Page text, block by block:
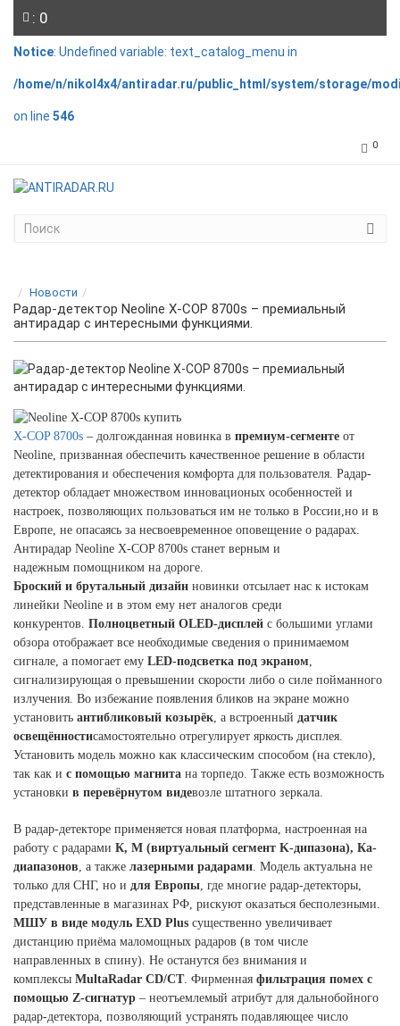
: 0
Notice: Undefined variable: text_catalog_menu in
/home/n/nikol4x4/antiradar.ru/public_html/system/storage/
on line 546
0
Новости
Радар-детектор Neoline X-COP 8700s – премиальный
антирадар с интересными функциями.
X-COP 8700s – долгожданная новинка в премиум-сегменте от
Neoline, призванная обеспечить качественное решение в области
детектирования и обеспечения комфорта для пользователя. Радар-
детектор обладает множеством инновационых особенностей и
настроек, позволяющих пользоваться им не только в России,но и в
Европе, не опасаясь за несвоевременное оповещение о радарах.
Антирадар Neoline X-COP 8700s станет верным и
надежным помощником на дороге.
Броский и брутальный дизайн новинки отсылает нас к истокам
линейки Neoline и в этом ему нет аналогов среди
конкурентов. Полноцветный OLED-дисплей с большими углами
обзора отображает все необходимые сведения о принимаемом
сигнале, а помогает ему LED-подсветка под экраном,
сигнализирующая о превышении скорости либо о силе пойманного
излучения. Во избежание появления бликов на экране можно
установить антибликовый козырёк, а встроенный датчик
освещённостисамостоятельно отрегулирует яркость дисплея.
Установить модель можно как классическим способом (на стекло),
так как и с помощью магнита на торпедо. Также есть возможность
установки в перевёрнутом видевозле штатного зеркала.
В радар-детекторе применяется новая платформа, настроенная на
работу с радарами К, М (виртуальный сегмент K-дипазона), Ка-
диапазонов, а также лазерными радарами. Модель актуальна не
только для СНГ, но и для Европы, где многие радар-детекторы,
представленные в магазинах РФ, рискуют оказаться бесполезными.
МШУ в виде модуль EXD Plus существенно увеличивает
дистанцию приёма маломощных радаров (в том числе
направленных в спину). Не останутся без внимания и
комплексы MultaRadar CD/CT. Фирменная фильтрация помех с
помощью Z-сигнатур – неотъемлемый атрибут для дальнобойного
радар-детектора, позволяющий устранять подавляющее число